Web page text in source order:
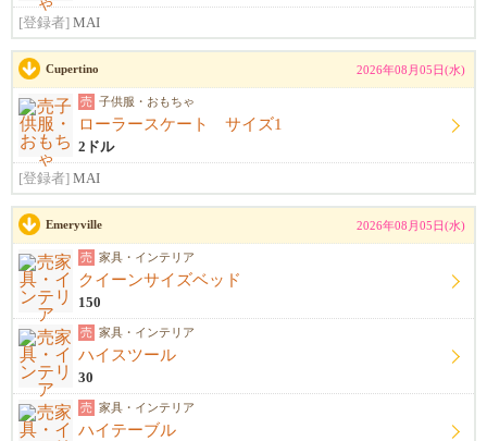
[登録者] MAI
Cupertino 2026年08月05日(水)
売 子供服・おもちゃ
ローラースケート サイズ1
2ドル
[登録者] MAI
Emeryville 2026年08月05日(水)
売 家具・インテリア
クイーンサイズベッド
150
売 家具・インテリア
ハイスツール
30
売 家具・インテリア
ハイテーブル